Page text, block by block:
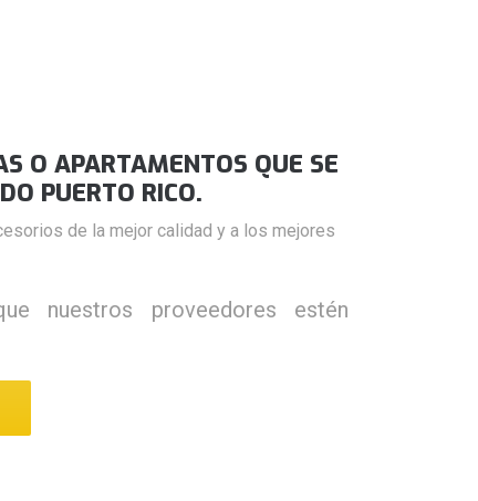
O APARTAMENTOS QUE SE
PUERTO RICO.
de la mejor calidad y a los mejores
nuestros proveedores estén